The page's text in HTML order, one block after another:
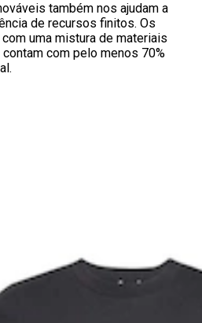
também nos ajudam a
de recursos finitos. Os
uma mistura de materiais
com pelo menos 70%